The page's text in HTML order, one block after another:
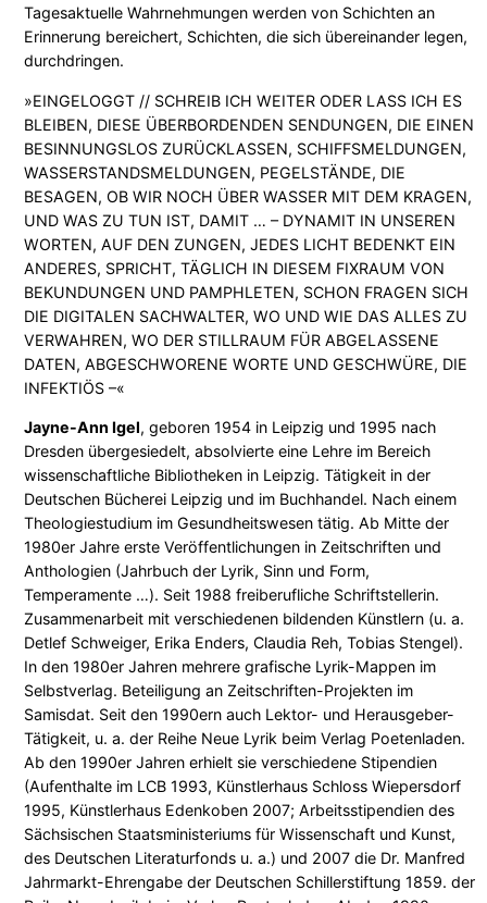
Tagesaktuelle Wahrnehmungen werden von Schichten an
Erinnerung bereichert, Schichten, die sich übereinander legen,
durchdringen.
»EINGELOGGT // SCHREIB ICH WEITER ODER LASS ICH ES
BLEIBEN, DIESE ÜBERBORDENDEN SENDUNGEN, DIE EINEN
BESINNUNGSLOS ZURÜCKLASSEN, SCHIFFSMELDUNGEN,
WASSERSTANDSMELDUNGEN, PEGELSTÄNDE, DIE
BESAGEN, OB WIR NOCH ÜBER WASSER MIT DEM KRAGEN,
UND WAS ZU TUN IST, DAMIT … – DYNAMIT IN UNSEREN
WORTEN, AUF DEN ZUNGEN, JEDES LICHT BEDENKT EIN
ANDERES, SPRICHT, TÄGLICH IN DIESEM FIXRAUM VON
BEKUNDUNGEN UND PAMPHLETEN, SCHON FRAGEN SICH
DIE DIGITALEN SACHWALTER, WO UND WIE DAS ALLES ZU
VERWAHREN, WO DER STILLRAUM FÜR ABGELASSENE
DATEN, ABGESCHWORENE WORTE UND GESCHWÜRE, DIE
INFEKTIÖS –«
Jayne-Ann Igel, geboren 1954 in Leipzig und 1995 nach
Dresden übergesiedelt, absolvierte eine Lehre im Bereich
wissenschaftliche Bibliotheken in Leipzig. Tätigkeit in der
Deutschen Bücherei Leipzig und im Buchhandel. Nach einem
Theologiestudium im Gesundheitswesen tätig. Ab Mitte der
1980er Jahre erste Veröffentlichungen in Zeitschriften und
Anthologien (Jahrbuch der Lyrik, Sinn und Form,
Temperamente …). Seit 1988 freiberufliche Schriftstellerin.
Zusammenarbeit mit verschiedenen bildenden Künstlern (u. a.
Detlef Schweiger, Erika Enders, Claudia Reh, Tobias Stengel).
In den 1980er Jahren mehrere grafische Lyrik-Mappen im
Selbstverlag. Beteiligung an Zeitschriften-Projekten im
Samisdat. Seit den 1990ern auch Lektor- und Herausgeber-
Tätigkeit, u. a. der Reihe Neue Lyrik beim Verlag Poetenladen.
Ab den 1990er Jahren erhielt sie verschiedene Stipendien
(Aufenthalte im LCB 1993, Künstlerhaus Schloss Wiepersdorf
1995, Künstlerhaus Edenkoben 2007; Arbeitsstipendien des
Sächsischen Staatsministeriums für Wissenschaft und Kunst,
des Deutschen Literaturfonds u. a.) und 2007 die Dr. Manfred
Jahrmarkt-Ehrengabe der Deutschen Schillerstiftung 1859. der